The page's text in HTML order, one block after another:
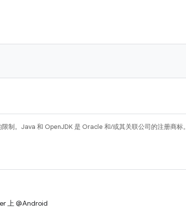
制。Java 和 OpenJDK 是 Oracle 和/或其关联公司的注册商标。
上 @Android